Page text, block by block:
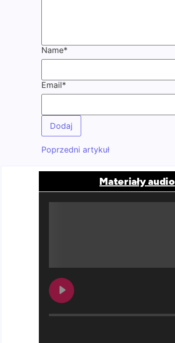
Name*
Email*
Poprzedni artykuł
Materiały audio